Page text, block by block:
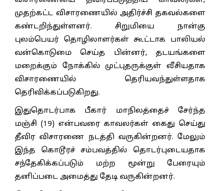
முதற்கட்ட விசாரணையில் அதிர்ச்சி தகவல்களை
கண்டறிந்துள்ளனர். சிறுமியை நான்கு
புலம்பெயர் தொழிலாளர்கள் கூட்டாக பாலியல்
வன்கொடுமை செய்த பின்னர், தடயங்களை
மறைக்கும் நோக்கில் முட்புதருக்குள் வீசியதாக
விசாரணையில் தெரியவந்துள்ளதாக
தெரிவிக்கப்படுகிறது.
இதுதொடர்பாக பீகார் மாநிலத்தைச் சேர்ந்த
மஞ்சி (19) என்பவரை காவலர்கள் கைது செய்து
தீவிர விசாரணை நடத்தி வருகின்றனர். மேலும்
இந்த கொடூரச் சம்பவத்தில் தொடர்புடையதாக
சந்தேகிக்கப்படும் மற்ற மூன்று பேரையும்
தனிப்படை அமைத்து தேடி வருகின்றனர்.